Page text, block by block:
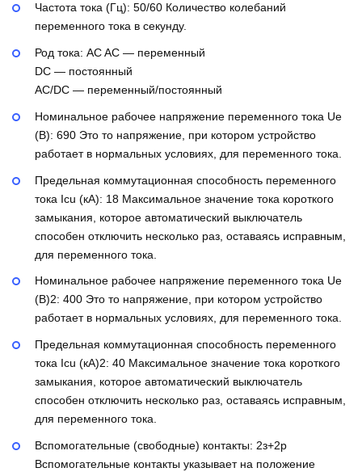
Частота тока (Гц): 50/60 Количество колебаний
переменного тока в секунду.
Род тока: ACAC — переменный
DC — постоянный
AC/DC — переменный/постоянный
Номинальное рабочее напряжение переменного тока Ue
(В): 690 Это то напряжение, при котором устройство
работает в нормальных условиях, для переменного тока.
Предельная коммутационная способность переменного
тока Icu (кА): 18 Максимальное значение тока короткого
замыкания, которое автоматический выключатель
способен отключить несколько раз, оставаясь исправным,
для переменного тока.
Номинальное рабочее напряжение переменного тока Ue
(В)2: 400 Это то напряжение, при котором устройство
работает в нормальных условиях, для переменного тока.
Предельная коммутационная способность переменного
тока Icu (кА)2: 40 Максимальное значение тока короткого
замыкания, которое автоматический выключатель
способен отключить несколько раз, оставаясь исправным,
для переменного тока.
Вспомогательные (свободные) контакты: 2з+2р
Вспомогательные контакты указывает на положение